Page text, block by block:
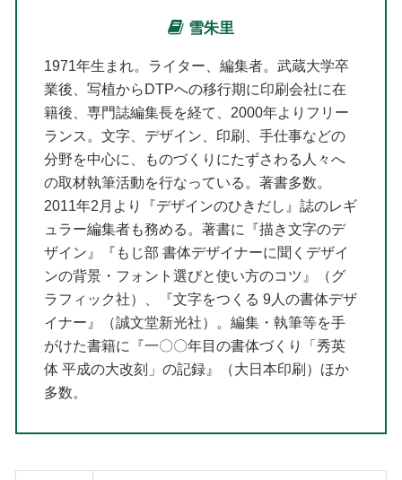
雪朱里
1971年生まれ。ライター、編集者。武蔵大学卒
業後、写植からDTPへの移行期に印刷会社に在
籍後、専門誌編集長を経て、2000年よりフリー
ランス。文字、デザイン、印刷、手仕事などの
分野を中心に、ものづくりにたずさわる人々へ
の取材執筆活動を行なっている。著書多数。
2011年2月より『デザインのひきだし』誌のレギ
ュラー編集者も務める。著書に『描き文字のデ
ザイン』『もじ部 書体デザイナーに聞くデザイ
ンの背景・フォント選びと使い方のコツ』（グ
ラフィック社）、『文字をつくる 9人の書体デザ
イナー』（誠文堂新光社）。編集・執筆等を手
がけた書籍に『一〇〇年目の書体づくり「秀英
体 平成の大改刻」の記録』（大日本印刷）ほか
多数。